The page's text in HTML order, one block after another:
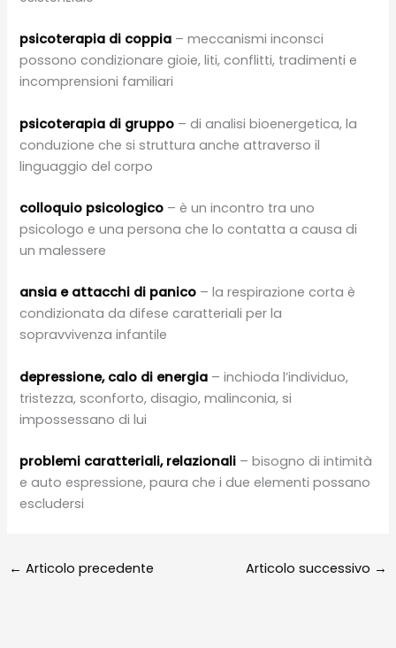
psicoterapia di coppia – meccanismi inconsci
possono condizionare gioie, liti, conflitti, tradimenti e
incomprensioni familiari
psicoterapia di gruppo – di analisi bioenergetica, la
conduzione che si struttura anche attraverso il
linguaggio del corpo
colloquio psicologico – è un incontro tra uno
psicologo e una persona che lo contatta a causa di
un malessere
ansia e attacchi di panico – la respirazione corta è
condizionata da difese caratteriali per la
sopravvivenza infantile
depressione, calo di energia – inchioda l’individuo,
tristezza, sconforto, disagio, malinconia, si
impossessano di lui
problemi caratteriali, relazionali – bisogno di intimità
e auto espressione, paura che i due elementi possano
escludersi
← Articolo precedente Articolo successivo →